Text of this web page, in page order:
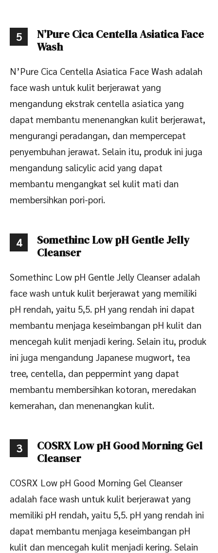
5
N’Pure Cica Centella Asiatica Face
Wash
N’Pure Cica Centella Asiatica Face Wash adalah
face wash untuk kulit berjerawat yang
mengandung ekstrak centella asiatica yang
dapat membantu menenangkan kulit berjerawat,
mengurangi peradangan, dan mempercepat
penyembuhan jerawat. Selain itu, produk ini juga
mengandung salicylic acid yang dapat
membantu mengangkat sel kulit mati dan
membersihkan pori-pori.
4
Somethinc Low pH Gentle Jelly
Cleanser
Somethinc Low pH Gentle Jelly Cleanser adalah
face wash untuk kulit berjerawat yang memiliki
pH rendah, yaitu 5,5. pH yang rendah ini dapat
membantu menjaga keseimbangan pH kulit dan
mencegah kulit menjadi kering. Selain itu, produk
ini juga mengandung Japanese mugwort, tea
tree, centella, dan peppermint yang dapat
membantu membersihkan kotoran, meredakan
kemerahan, dan menenangkan kulit.
3
COSRX Low pH Good Morning Gel
Cleanser
COSRX Low pH Good Morning Gel Cleanser
adalah face wash untuk kulit berjerawat yang
memiliki pH rendah, yaitu 5,5. pH yang rendah ini
dapat membantu menjaga keseimbangan pH
kulit dan mencegah kulit menjadi kering. Selain